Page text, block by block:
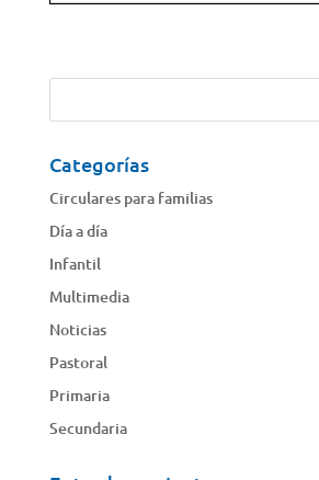
Categorías
Circulares para familias
Día a día
Infantil
Multimedia
Noticias
Pastoral
Primaria
Secundaria